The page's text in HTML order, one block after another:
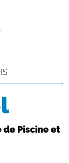
de Piscine et